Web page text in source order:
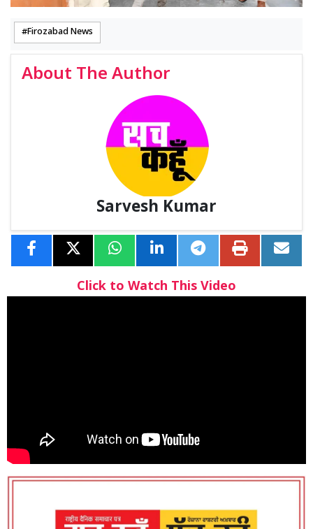
Firozabad News
About The Author
Sarvesh Kumar
Click to Watch This Video